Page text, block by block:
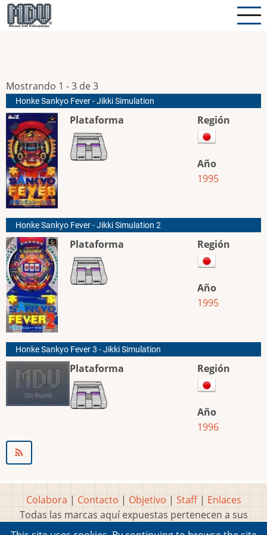
Pasar
al
Mostrando 1 - 3 de 3
Honke Sankyo Fever - Jikki Simulation
Plataforma Región
Año
1995
Honke Sankyo Fever - Jikki Simulation 2
Plataforma Región
Año
1995
Honke Sankyo Fever 3 - Jikki Simulation
Plataforma Región
Año
1996
Colabora | Contacto | Objetivo | Staff| Enlaces
Todas las marcas aquí expuestas pertenecen a sus
respectivos y legítimos dueños